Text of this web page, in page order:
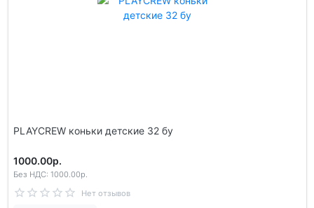
PLAYCREW коньки детские 32 бу
1000.00р.
Без НДС: 1000.00р.
Нет отзывов